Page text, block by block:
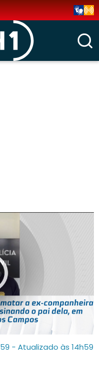
- Atualizado às 14h59